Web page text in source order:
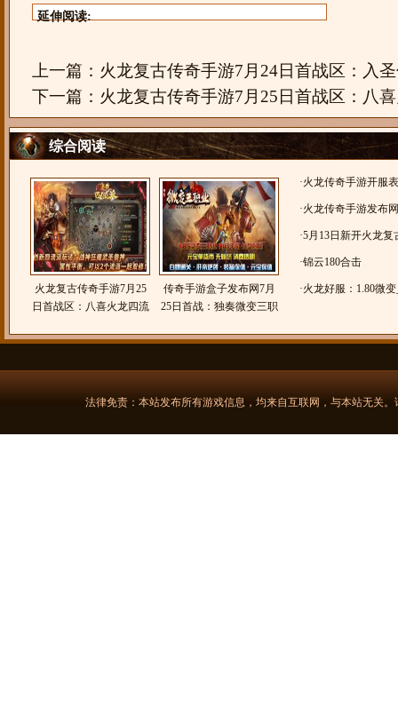
延伸阅读:
上一篇： 火龙复古传奇手游7月24日首战区：入
下一篇： 火龙复古传奇手游7月25日首战区：八
综合阅读
火龙复古传奇手游7月25
日首战区：八喜火龙四流
传奇手游盒子发布网7月
25日首战：独奏微变三职
·火龙传奇手游开服
奇，1.80火龙传奇《
·火龙传奇手游发布
1.80金币火龙微变传
·5月13日新开火龙
奇六职业》
·锦云180合击
·火龙好服：1.80微
法律免责：本站发布所有游戏信息，均来自互联网，与本站无关